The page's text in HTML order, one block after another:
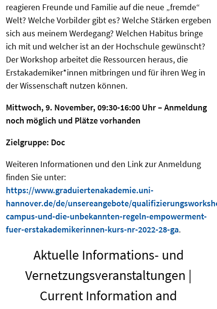
reagieren Freunde und Familie auf die neue „fremde“
Welt? Welche Vorbilder gibt es? Welche Stärken ergeben
sich aus meinem Werdegang? Welchen Habitus bringe
ich mit und welcher ist an der Hochschule gewünscht?
Der Workshop arbeitet die Ressourcen heraus, die
Erstakademiker*innen mitbringen und für ihren Weg in
der Wissenschaft nutzen können.
Mittwoch, 9. November, 09:30-16:00 Uhr – Anmeldung
noch möglich und Plätze vorhanden
Zielgruppe: Doc
Weiteren Informationen und den Link zur Anmeldung
finden Sie unter:
https://www.graduiertenakademie.uni-
hannover.de/de/unsereangebote/
campus-und-die-unbekannten-regeln-empowerment-
fuer-erstakademikerinnen-kurs-nr-2022-28-ga.
Aktuelle Informations- und
Vernetzungsveranstaltungen |
Current Information and